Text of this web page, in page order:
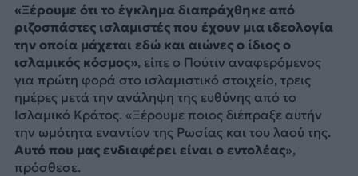
«Ξέρουμε ότι το έγκλημα διαπράχθηκε από
ριζοσπάστες ισλαμιστές που έχουν μια ιδεολογία
την οποία μάχεται εδώ και αιώνες ο ίδιος ο
ισλαμικός κόσμος», είπε ο Πούτιν αναφερόμενος
για πρώτη φορά στο ισλαμιστικό στοιχείο, τρεις
ημέρες μετά την ανάληψη της ευθύνης από το
Ισλαμικό Κράτος. «Ξέρουμε ποιος διέπραξε αυτήν
την ωμότητα εναντίον της Ρωσίας και του λαού της.
Αυτό που μας ενδιαφέρει είναι ο εντολέας»,
πρόσθεσε.